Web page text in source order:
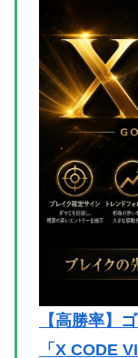
【高勝率】
「X CODE